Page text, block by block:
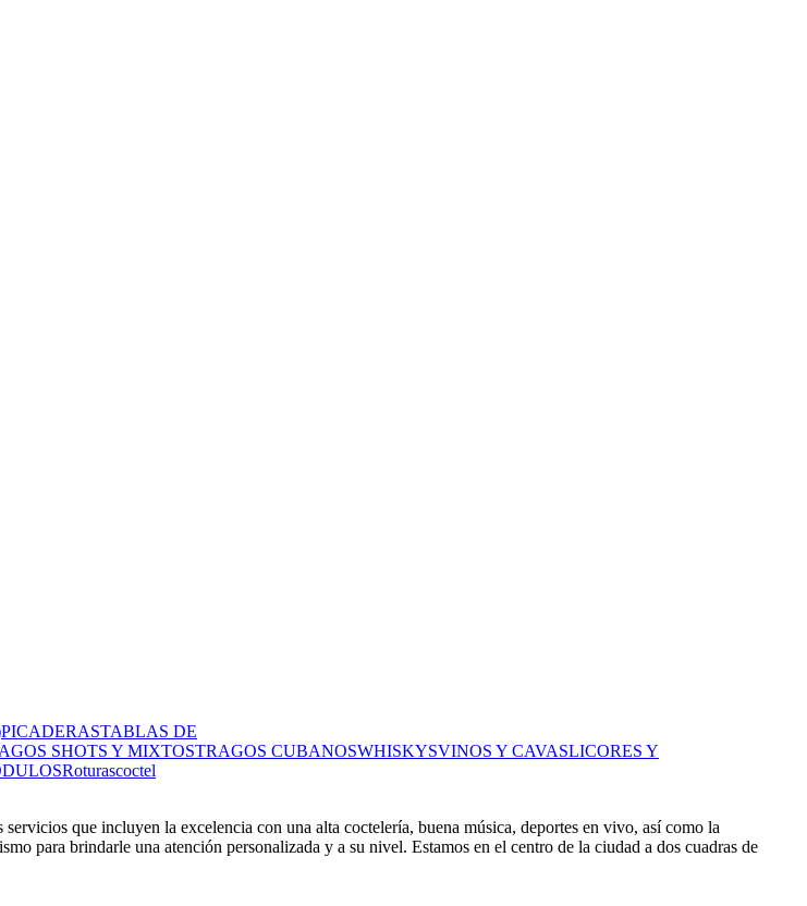
PICADERASTABLAS DE
SHOTS Y MIXTOSTRAGOS CUBANOSWHISKYSVINOS Y CAVASLICORES Y
Roturascoctel
que incluyen la excelencia con una alta coctelería, buena música, deportes en vivo, así como la
para brindarle una atención personalizada y a su nivel. Estamos en el centro de la ciudad a dos cuadras de